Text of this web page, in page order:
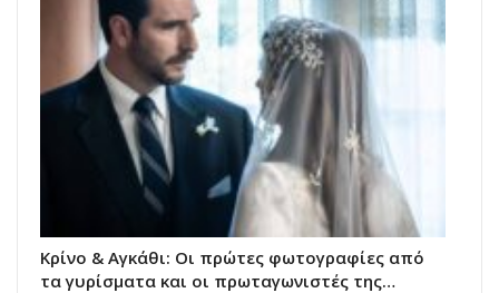
Κρίνο & Αγκάθι: Οι πρώτες φωτογραφίες από
τα γυρίσματα και οι πρωταγωνιστές της…